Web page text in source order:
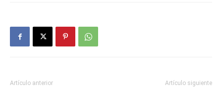
Artículo anterior Artículo siguiente